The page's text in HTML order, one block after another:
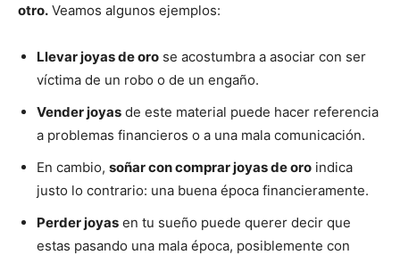
otro. Veamos algunos ejemplos:
Llevar joyas de oro se acostumbra a asociar con ser
víctima de un robo o de un engaño.
Vender joyas de este material puede hacer referencia
a problemas financieros o a una mala comunicación.
En cambio, soñar con comprar joyas de oro indica
justo lo contrario: una buena época financieramente.
Perder joyas en tu sueño puede querer decir que
estas pasando una mala época, posiblemente con